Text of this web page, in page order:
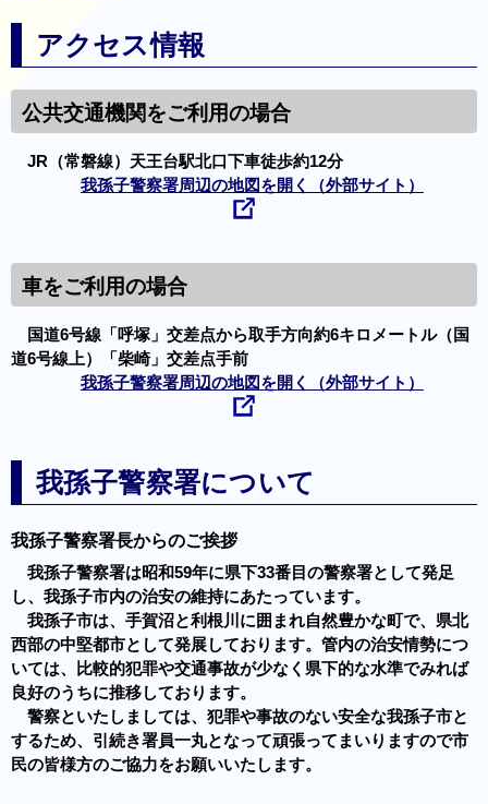
アクセス情報
公共交通機関をご利用の場合
JR（常磐線）天王台駅北口下車徒歩約12分
我孫子警察署周辺の地図を開く（外部サイト）
車をご利用の場合
国道6号線「呼塚」交差点から取手方向約6キロメートル（国
道6号線上）「柴崎」交差点手前
我孫子警察署周辺の地図を開く（外部サイト）
我孫子警察署について
我孫子警察署長からのご挨拶
我孫子警察署は昭和59年に県下33番目の警察署として発足
し、我孫子市内の治安の維持にあたっています。
我孫子市は、手賀沼と利根川に囲まれ自然豊かな町で、県北
西部の中堅都市として発展しております。管内の治安情勢につ
いては、比較的犯罪や交通事故が少なく県下的な水準でみれば
良好のうちに推移しております。
警察といたしましては、犯罪や事故のない安全な我孫子市と
するため、引続き署員一丸となって頑張ってまいりますので市
民の皆様方のご協力をお願いいたします。